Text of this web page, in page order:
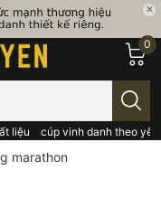
liệu cúp vinh danh theo
0
marathon